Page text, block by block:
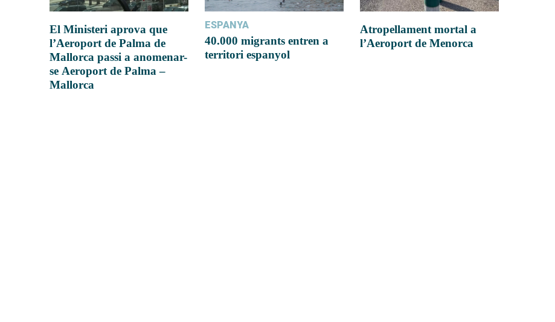
El Ministeri aprova que
l’Aeroport de Palma de
Mallorca passi a anomenar-
se Aeroport de Palma –
Mallorca
ESPANYA
40.000 migrants entren a
territori espanyol
Atropellament mortal a
l’Aeroport de Menorca